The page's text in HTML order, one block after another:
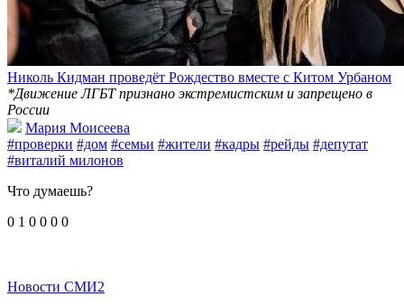
Николь Кидман проведёт Рождество вместе с Китом Урбаном
*Движение ЛГБТ признано экстремистским и запрещено в
России
Мария Моисеева
#проверки #дом #семьи #жители #кадры #рейды #депутат
#виталий милонов
Что думаешь?
0 1 0 0 0 0
Новости СМИ2